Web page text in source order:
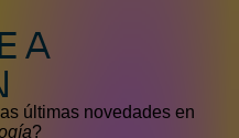
A
últimas novedades en
?